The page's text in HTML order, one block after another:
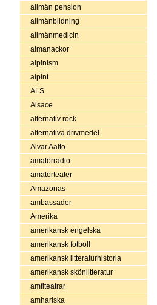
allmän pension
allmänbildning
allmänmedicin
almanackor
alpinism
alpint
ALS
Alsace
alternativ rock
alternativa drivmedel
Alvar Aalto
amatörradio
amatörteater
Amazonas
ambassader
Amerika
amerikansk engelska
amerikansk fotboll
amerikansk litteraturhistoria
amerikansk skönlitteratur
amfiteatrar
amhariska